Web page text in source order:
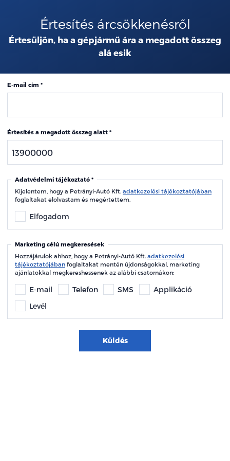
Értesítés árcsökkenésről
Értesüljön, ha a gépjármű ára a megadott összeg
alá esik
E-mail cím
Értesítés a megadott összeg alatt
Adatvédelmi tájékoztató
Kijelentem, hogy a Petrányi-Autó Kft. adatkezelési tájékoztatójában
foglaltakat elolvastam és megértettem.
Elfogadom
Marketing célú megkeresések
Hozzájárulok ahhoz, hogy a Petrányi-Autó Kft. adatkezelési
tájékoztatójában foglaltakat mentén újdonságokkal, marketing
ajánlatokkal megkereshessenek az alábbi csatornákon:
E-mail Telefon SMS
Applikáció
Levél
Küldés